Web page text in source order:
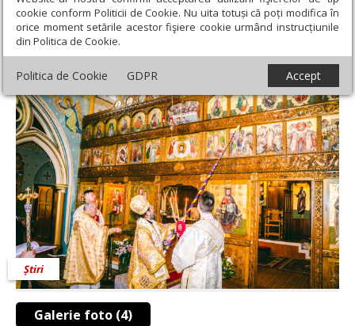
cookie conform Politicii de Cookie. Nu uita totuși că poți modifica în
orice moment setările acestor fişiere cookie urmând instrucțiunile
din Politica de Cookie.
Politica de Cookie GDPR Accept
Catedrala Episcopală din Melbourne a fost
resfințită
Galerie foto (4)
Știri